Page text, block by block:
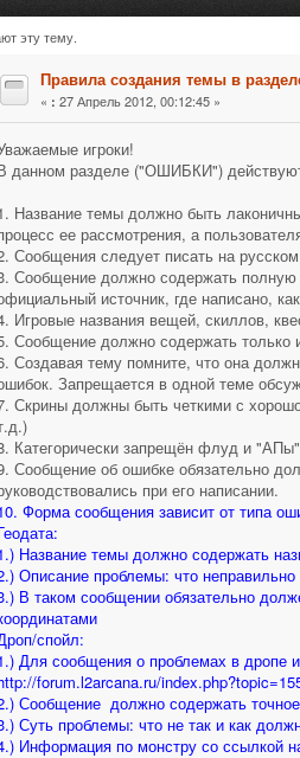
в разделе "ОШИБКИ"
эту тему.
Правила создания темы в
« : 27 Апрель 2012, 00:12:45 »
игроки!
данном разделе ("ОШИБКИ")
Название темы должно быть
ее рассмотрения, а
Сообщения следует писать на
Сообщение должно содержать
источник, где написано,
Игровые названия вещей, скиллов,
Сообщение должно содержать только
Создавая тему помните, что она
Запрещается в одной теме
Скрины должны быть четкими с
Категорически запрещён флуд и
Сообщение об ошибке обязательно
при его написании.
Форма сообщения зависит от типа
Название темы должно содержать
Описание проблемы: что
В таком сообщении обязательно
спойл:
Для сообщения о проблемах в дропе
forum.l2arcana.ru/
Сообщение должно содержать
Суть проблемы: что не так и как
Информация по монстру со ссылкой